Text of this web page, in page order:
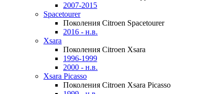
2007-2015
Spacetourer
Поколения Citroen Spacetourer
2016 - н.в.
Xsara
Поколения Citroen Xsara
1996-1999
2000 - н.в.
Xsara Picasso
Поколения Citroen Xsara Picasso